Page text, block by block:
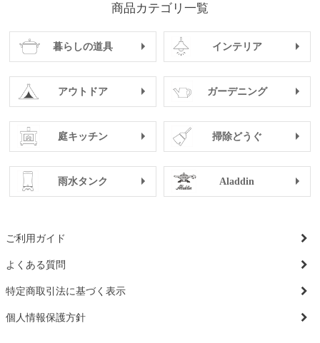
商品カテゴリ一覧
暮らしの道具 インテリア
アウトドア ガーデニング
庭キッチン 掃除どうぐ
雨水タンク Aladdin
ご利用ガイド
よくある質問
特定商取引法に基づく表示
個人情報保護方針